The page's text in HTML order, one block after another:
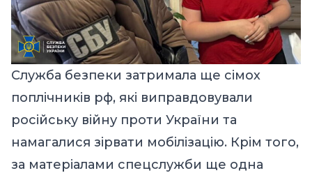
Служба безпеки затримала ще сімох
поплічників рф, які виправдовували
російську війну проти України та
намагалися зірвати мобілізацію. Крім того,
за матеріалами спецслужби ще одна